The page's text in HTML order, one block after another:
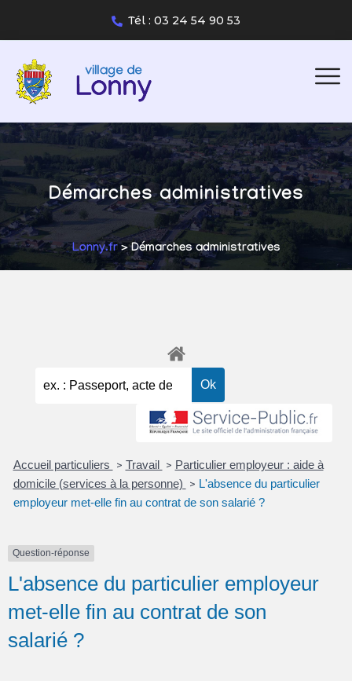
Tél : 03 24 54 90 53
Démarches administratives
Lonny.fr> Démarches administratives
Accueil particuliers > Travail > Particulier employeur : aide à
domicile (services à la personne)
> L'absence du particulier
employeur met-elle fin au contrat de son salarié ?
Question-réponse
L'absence du particulier employeur
met-elle fin au contrat de son
salarié ?